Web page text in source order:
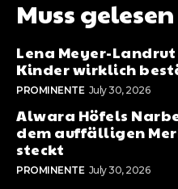
Muss
Lena Meyer-
Kinder wirklich
PROMINENTE July 30, 2026
Alwara Höfels
dem auffälligen
steckt
PROMINENTE July 30, 2026